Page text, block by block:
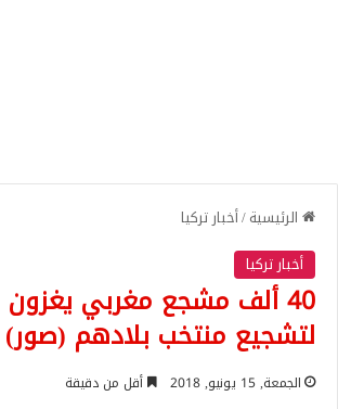
الرئيسية/أخبار تركيا
أخبار تركيا
40 ألف مشجع مغربي يغزون
لتشجيع منتخب بلادهم (صور)
الجمعة, 15 يونيو, 2018 أقل من دقيقة